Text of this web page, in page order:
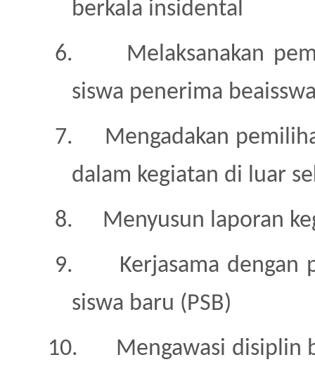
berkala insidental
6.
Melaksanakan
siswa penerima
7.
Mengadakan
dalam kegiatan di luar
8.
Menyusun laporan
9.
Kerjasama dengan
siswa baru (PSB)
10.
Mengawasi disiplin